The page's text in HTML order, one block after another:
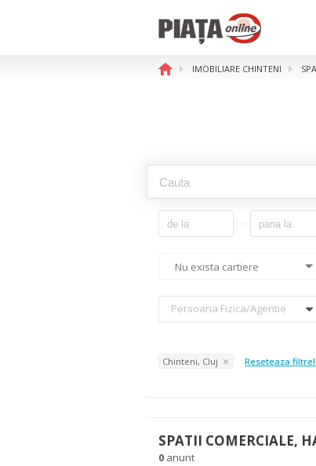
IMOBILIARE CHINTENI
Nu exista cartiere
Persoana Fizica/agentie
Chinteni, Cluj Reseteaza
SPATII COMERCIALE,
0 anunt